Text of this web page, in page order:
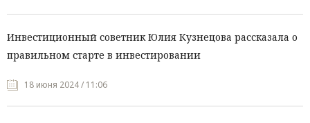
Инвестиционный советник Юлия Кузнецова рассказала о
правильном старте в инвестировании
18 июня 2024 / 11:06